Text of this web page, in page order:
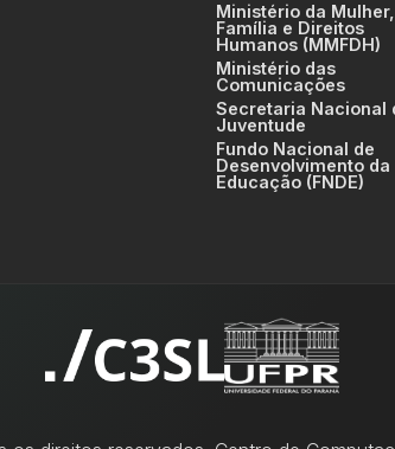
Ministério da Mulher,
Família e Direitos
Humanos (MMFDH)
Ministério das
Comunicações
Secretaria Nacional
Juventude
Fundo Nacional de
Desenvolvimento da
Educação (FNDE)